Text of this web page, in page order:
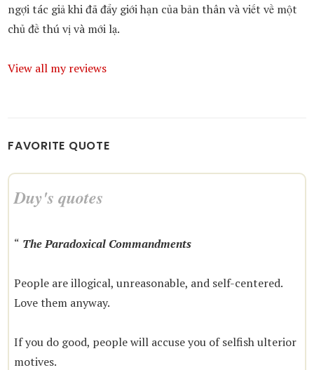
ngợi tác giả khi đã đẩy giới hạn của bản thân và viết về một
chủ đề thú vị và mới lạ.
View all my reviews
FAVORITE QUOTE
Duy's quotes
“ The Paradoxical Commandments
People are illogical, unreasonable, and self-centered.
Love them anyway.
If you do good, people will accuse you of selfish ulterior
motives.